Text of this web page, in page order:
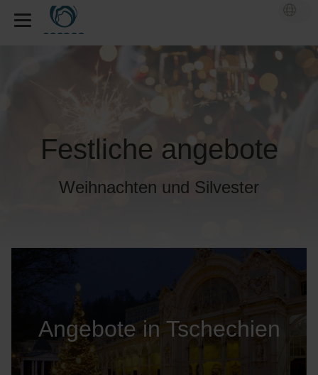
Festliche angebote
Weihnachten und Silvester
Angebote in Tschechien